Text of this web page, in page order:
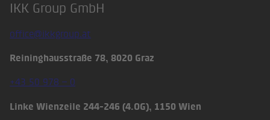
Footer
IKK Group GmbH
office@ikkgroup.at
Reininghausstraße 78, 8020 Graz
+43 50 978 – 0
Linke Wienzeile 244-246 (4.OG), 1150 Wien